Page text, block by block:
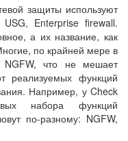
защиты используют
Enterprise firewall.
а их название, как
по крайней мере в
NGFW, что не мешает
реализуемых функций
Например, у Check
набора функций
по-разному: NGFW,